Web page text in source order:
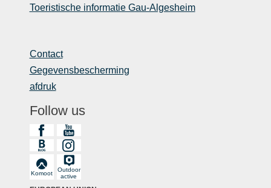
Toeristische informatie Gau-Algesheim
Contact
Gegevensbescherming
afdruk
Follow us
Komoot
Outdoor
active